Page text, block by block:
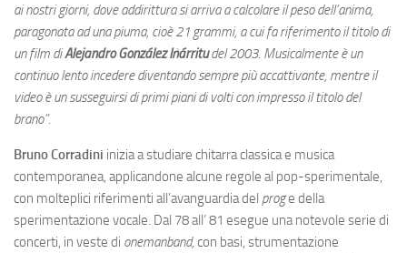
ai nostri giorni, dove addirittura si arriva a calcolare il peso dell’anima,
paragonata ad una piuma, cioè 21 grammi, a cui fa riferimento il titolo di
un film diAlejandro González Iñárritudel 2003. Musicalmente è un
continuo lento incedere diventando sempre più accattivante, mentre il
video è un susseguirsi di primi piani di volti con impresso il titolo del
brano”.
Bruno Corradini inizia a studiare chitarra classica e musica
contemporanea, applicandone alcune regole al pop-sperimentale,
con molteplici riferimenti all’avanguardia del proge della
sperimentazione vocale. Dal 78 all’ 81 esegue una notevole serie di
concerti, in veste di onemanband, con basi, strumentazione